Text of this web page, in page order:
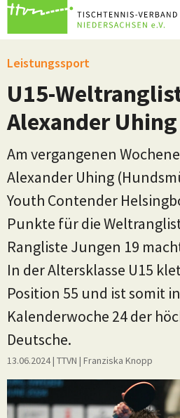
Zum Hauptinhalt springen
Leistungssport
U15-
Alexander
Am vergangenen
Alexander Uhing
Youth Contender
Punkte für die
Rangliste Jungen 19
In der Altersklasse U15
Position 55 und ist somit
Kalenderwoche 24 der
Deutsche.
13.06.2024| TTVN | Franziska Knopp